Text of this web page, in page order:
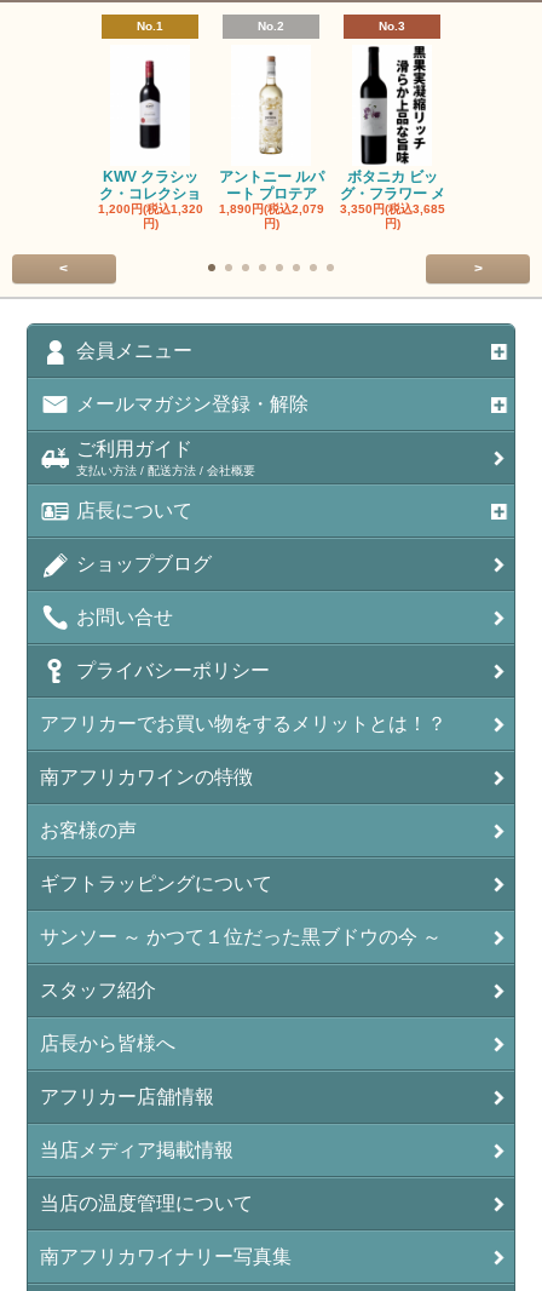
No.1
KWV クラシッ
ク・コレクショ
1,200円(税込1,320
円)
No.2
アントニー ルパ
ート プロテア
1,890円(税込2,079
円)
No.3
ボタニカ ビッ
グ・フラワー メ
3,350円(税込3,685
円)
< >
会員メニュー
メールマガジン登録・解除
ご利用ガイド
支払い方法 / 配送方法 / 会社概要
店長について
ショップブログ
お問い合せ
プライバシーポリシー
アフリカーでお買い物をするメリットとは！？
南アフリカワインの特徴
お客様の声
ギフトラッピングについて
サンソー ～ かつて１位だった黒ブドウの今 ～
スタッフ紹介
店長から皆様へ
アフリカー店舗情報
当店メディア掲載情報
当店の温度管理について
南アフリカワイナリー写真集